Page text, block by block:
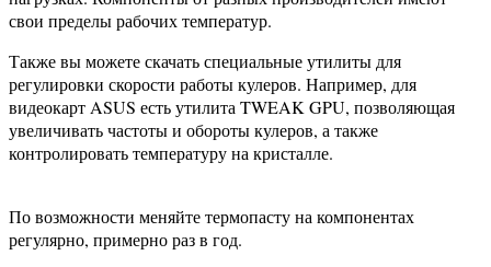
свои пределы рабочих температур.
Также вы можете скачать специальные утилиты для
регулировки скорости работы кулеров. Например, для
видеокарт ASUS есть утилита TWEAK GPU, позволяющая
увеличивать частоты и обороты кулеров, а также
контролировать температуру на кристалле.
По возможности меняйте термопасту на компонентах
регулярно, примерно раз в год.